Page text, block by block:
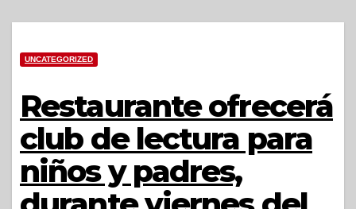
UNCATEGORIZED
Restaurante ofrecerá
club de lectura para
niños y padres,